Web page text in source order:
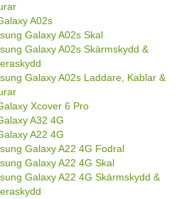
A02s
Galaxy A02s Skal
Galaxy A02s Skärmskydd &
Galaxy A02s Laddare, Kablar &
Xcover 6 Pro
A32 4G
A22 4G
Galaxy A22 4G Fodral
Galaxy A22 4G Skal
Galaxy A22 4G Skärmskydd &